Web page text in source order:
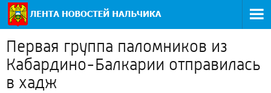
Первая группа паломников из
Кабардино-Балкарии отправилась
в хадж